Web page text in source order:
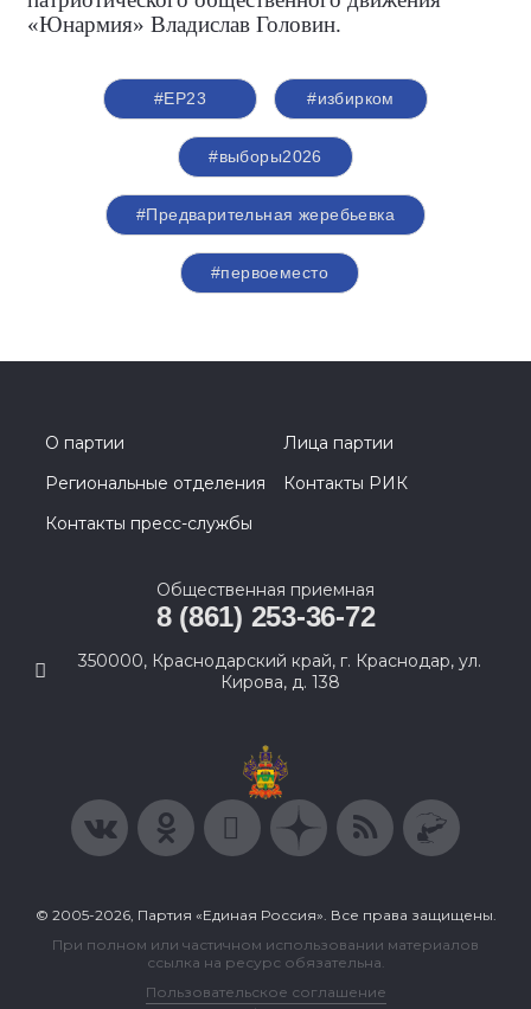
«Юнармия» Владислав Головин.
#ЕР23 #избирком
#выборы2026
#Предварительная жеребьевка
#первоеместо
О партии
Лица партии
Региональные отделения
Контакты РИК
Контакты пресс-службы
Общественная приемная
8 (861) 253-36-72
350000, Краснодарский край, г. Краснодар, ул.
Кирова, д. 138
© 2005-2026, Партия «Единая Россия». Все права защищены.
При полном или частичном использовании материалов
ссылка на ресурс обязательна.
Пользовательское соглашение